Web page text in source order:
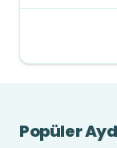
Popüler